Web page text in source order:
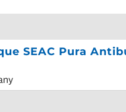
SEAC Pura